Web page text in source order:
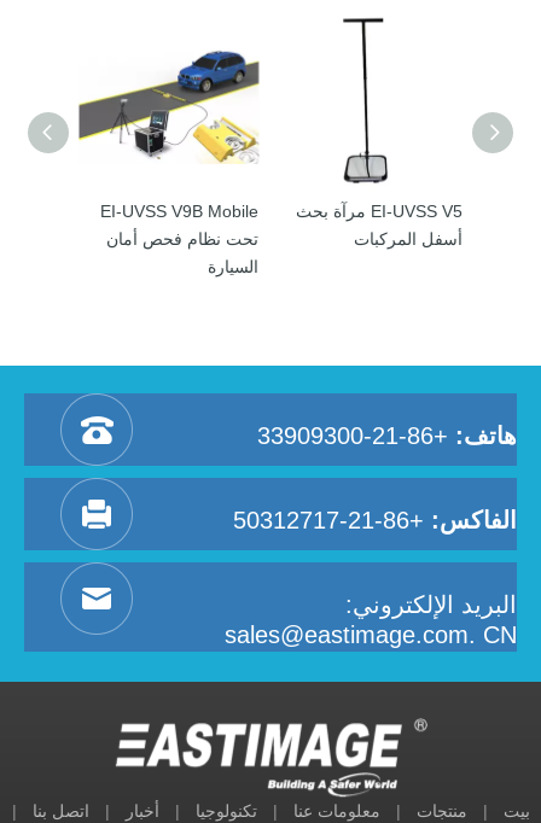
EI-UVSS V9B Mobile
تحت نظام فحص أمان
السيارة
EI-UVSS V5 مرآة بحث
أسفل المركبات
هاتف: +86-21-33909300
الفاكس: +86-21-50312717
البريد الإلكتروني:
sales@eastimage.com. CN
بيت | منتجات | معلومات عنا | تكنولوجيا | أخبار | اتصل بنا |